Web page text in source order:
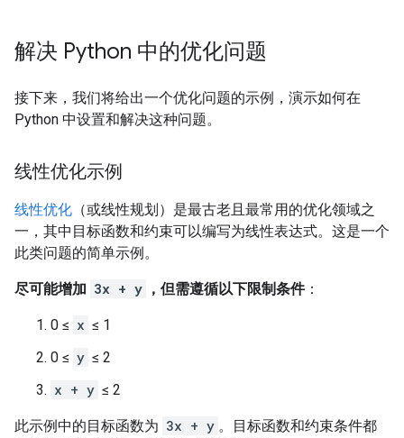
解决 Python 中的优化问题
接下来，我们将给出一个优化问题的示例，演示如何在
Python 中设置和解决这种问题。
线性优化示例
线性优化 （或线性规划）是最古老且最常用的优化领域之
一，其中目标函数和约束可以编写为线性表达式。 这是一个
此类问题的简单示例。
尽可能增加 3x + y ，但需遵循以下限制条件：
0 ≤ x ≤ 1
0 ≤ y ≤ 2
x + y ≤ 2
此示例中的目标函数为 3x + y 。目标函数和约束条件都